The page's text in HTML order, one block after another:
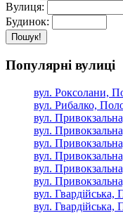
Вулиця:
Будинок:
Пошук!
Популярні вулиці
вул. Роксолани,
вул. Рибалко,
вул.
вул.
вул.
вул.
вул.
вул.
вул.
вул.